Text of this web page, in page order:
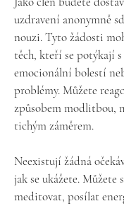
uzdravení anonymně
nouzi. Tyto žádosti
těch, kteří se potýkají
emocionální bolestí
problémy. Můžete
způsobem modlitbou,
tichým záměrem.
Neexistují žádná
jak se ukážete. Můžete
meditovat, posílat